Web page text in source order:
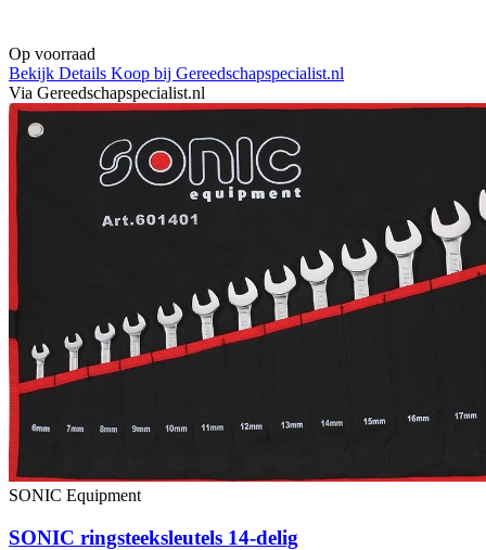
Op voorraad
Bekijk Details Koop bij Gereedschapspecialist.nl
Via Gereedschapspecialist.nl
SONIC Equipment
SONIC ringsteeksleutels 14-delig